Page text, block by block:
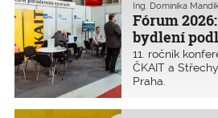
Fórum
bydlení
Ing. Dominika
11. ročník
ČKAIT a Střechy
Praha.